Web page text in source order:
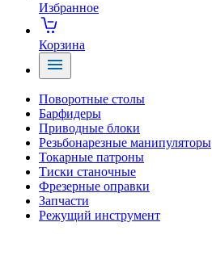
Избранное
Корзина
Поворотные столы
Барфидеры
Приводные блоки
Резьбонарезные манипуляторы
Токарные патроны
Тиски станочные
Фрезерные оправки
Запчасти
Режущий инструмент